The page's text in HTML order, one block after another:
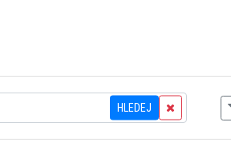
HLEDEJ